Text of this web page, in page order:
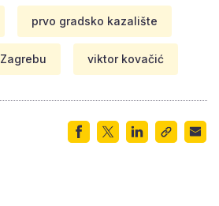
prvo gradsko kazalište
viktor kovačić